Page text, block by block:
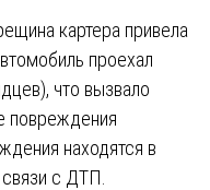
картера привела
проехал
что вызвало
повреждения
находятся в
с ДТП.